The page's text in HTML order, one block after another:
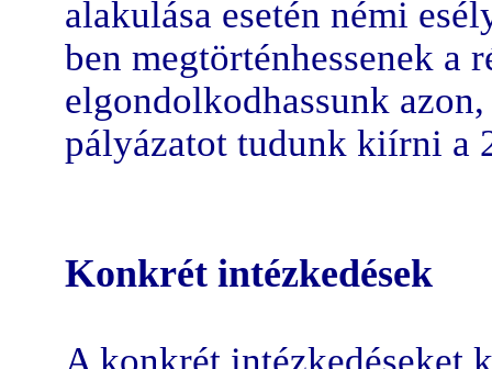
alakulása esetén némi
ben megtörténhessenek a
elgondolkodhassunk
pályázatot tudunk kiírni a
Konkrét intézkedések
A konkrét intézkedéseket